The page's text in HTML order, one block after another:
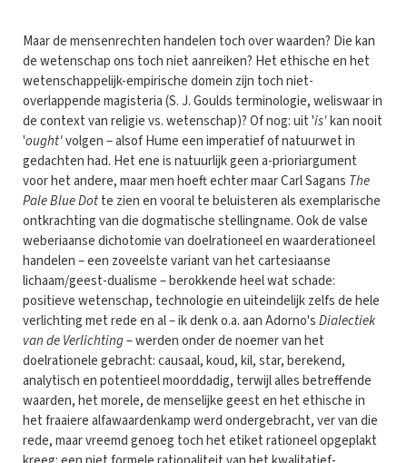
Maar de mensenrechten handelen toch over waarden? Die kan
de wetenschap ons toch niet aanreiken? Het ethische en het
wetenschappelijk-empirische domein zijn toch niet-
overlappende magisteria (S. J. Goulds terminologie, weliswaar in
de context van religie vs. wetenschap)? Of nog: uit 'is'kan nooit
'ought'volgen – alsof Hume een imperatief of natuurwet in
gedachten had. Het ene is natuurlijk geen a-prioriargument
voor het andere, maar men hoeft echter maar Carl Sagans The
Pale Blue Dotte zien en vooral te beluisteren als exemplarische
ontkrachting van die dogmatische stellingname. Ook de valse
weberiaanse dichotomie van doelrationeel en waarderationeel
handelen – een zoveelste variant van het cartesiaanse
lichaam/geest-dualisme – berokkende heel wat schade:
positieve wetenschap, technologie en uiteindelijk zelfs de hele
verlichting met rede en al – ik denk o.a. aan Adorno'sDialectiek
van de Verlichting– werden onder de noemer van het
doelrationele gebracht: causaal, koud, kil, star, berekend,
analytisch en potentieel moorddadig, terwijl alles betreffende
waarden, het morele, de menselijke geest en het ethische in
het fraaiere alfawaardenkamp werd ondergebracht, ver van die
rede, maar vreemd genoeg toch het etiket rationeel opgeplakt